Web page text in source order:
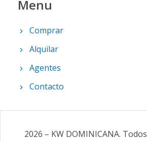
Menu
Comprar
Alquilar
Agentes
Contacto
2026 – KW DOMINICANA. Todos